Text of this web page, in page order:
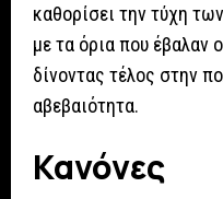
καθορίσει την τύχη
με τα όρια που έβαλαν
δίνοντας τέλος στην
αβεβαιότητα.
Κανόνες